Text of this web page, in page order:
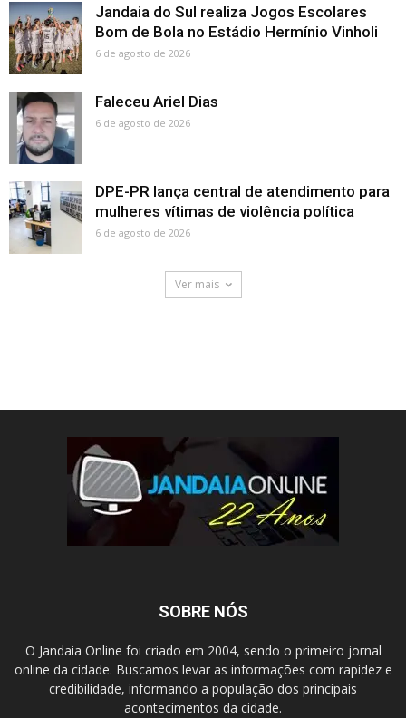
Jandaia do Sul realiza Jogos Escolares
Bom de Bola no Estádio Hermínio Vinholi
6 de agosto de 2026
Faleceu Ariel Dias
6 de agosto de 2026
DPE-PR lança central de atendimento para
mulheres vítimas de violência política
6 de agosto de 2026
Ver mais
SOBRE NÓS
O Jandaia Online foi criado em 2004, sendo o primeiro jornal
online da cidade. Buscamos levar as informações com rapidez e
credibilidade, informando a população dos principais
acontecimentos da cidade.